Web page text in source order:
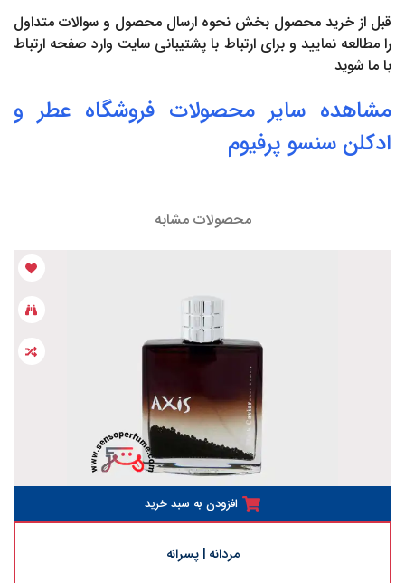
قبل از خرید محصول بخش نحوه ارسال محصول و سوالات متداول
را مطالعه نمایید و برای ارتباط با پشتیبانی سایت وارد صفحه ارتباط
با ما شوید
مشاهده سایر محصولات فروشگاه عطرو
ادکلن سنسو پرفیوم
محصولات مشابه
افزودن به سبد خرید
مردانه | پسرانه